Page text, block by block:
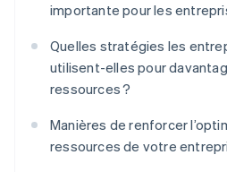
importante pour les
Quelles stratégies les
utilisent-elles pour
ressources ?
Manières de renforcer
ressources de votre